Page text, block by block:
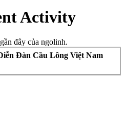
Activity
đây của ngolinh.
Đàn Cầu Lông Việt Nam